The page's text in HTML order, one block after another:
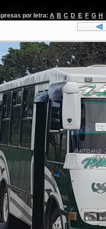
por letra: A B C D E F G H